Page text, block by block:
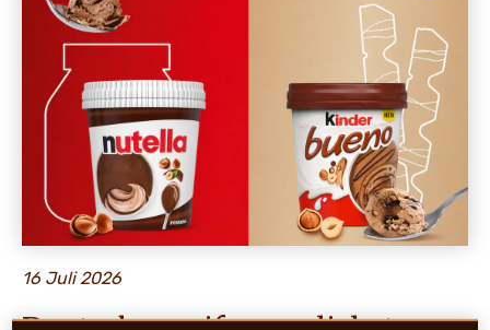
16 Juli 2026